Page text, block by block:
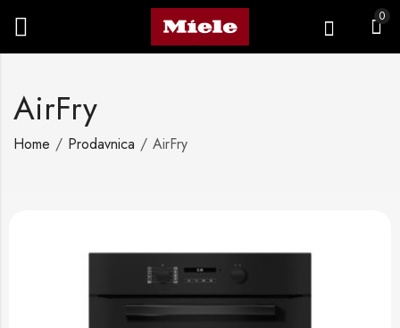
0
AirFry
Home Prodavnica AirFry